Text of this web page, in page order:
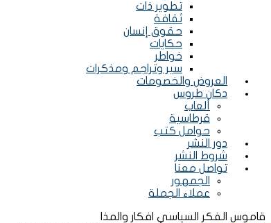
تطوير ذات
ثقافة
حقوق إنسان
حكايات
خواطر
سير وتراجم ومذكرات
العروض والخصومات
دكان طروس
ألعاب
قرطاسية
حوامل كتب
دور النشر
شروط النشر
تواصل معنا
الجمهور
عملاء الجملة
قاموس الفكر السياسي افكار والمذا